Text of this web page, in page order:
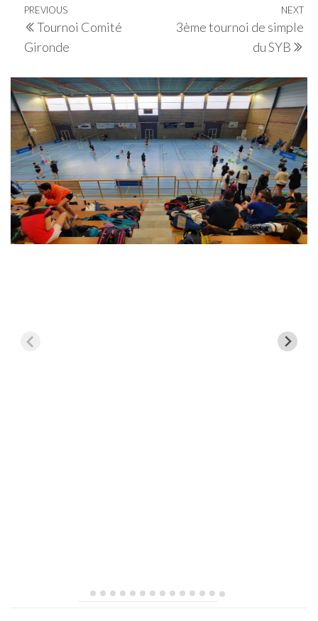
Navigation
de
l’article
Previous
Post
PREVIOUS
Tournoi Comité
Gironde
NEXT
3ème tournoi de simple
du SYB